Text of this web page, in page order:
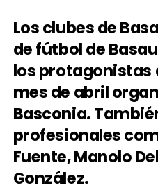
Los clubes de
de fútbol de
los protagonistas
mes de abril
Basconia.
profesionales
Fuente, Manolo
González.